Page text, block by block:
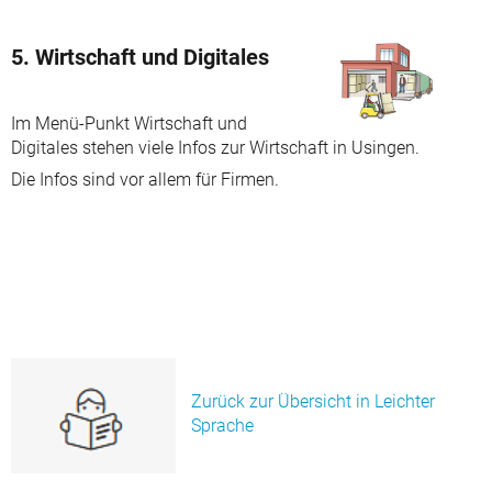
5. Wirtschaft und Digitales
Im Menü-Punkt Wirtschaft und
Digitales stehen viele Infos zur Wirtschaft in Usingen.
Die Infos sind vor allem für Firmen.
Zurück zur Übersicht in Leichter
Sprache